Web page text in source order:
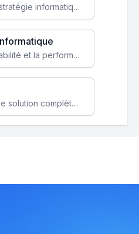
Optimisez votre stratégie informatique avec l'expertise de nos consultants pour améliorer votre efficacité et sécurité.
Garantissez la stabilité et la performance de votre entreprise avec une infrastructure IT sécurisée et évolutive.
Microsoft 365 une solution complète qui booste votre productivité, renforce la sécurité de vos données et facilite la collaboration.